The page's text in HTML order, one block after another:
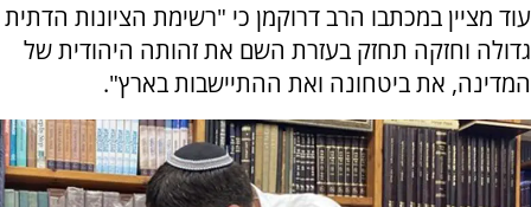
עוד מציין במכתבו הרב דרוקמן כי "רשימת הציונות הדתית
גדולה וחזקה תחזק בעזרת השם את זהותה היהודית של
המדינה, את ביטחונה ואת ההתיישבות בארץ".